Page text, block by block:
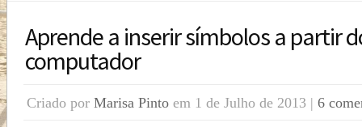
Aprende a inserir símbolos a partir
computador
Criado por Marisa Pinto em 1 de Julho de 2013 | 6